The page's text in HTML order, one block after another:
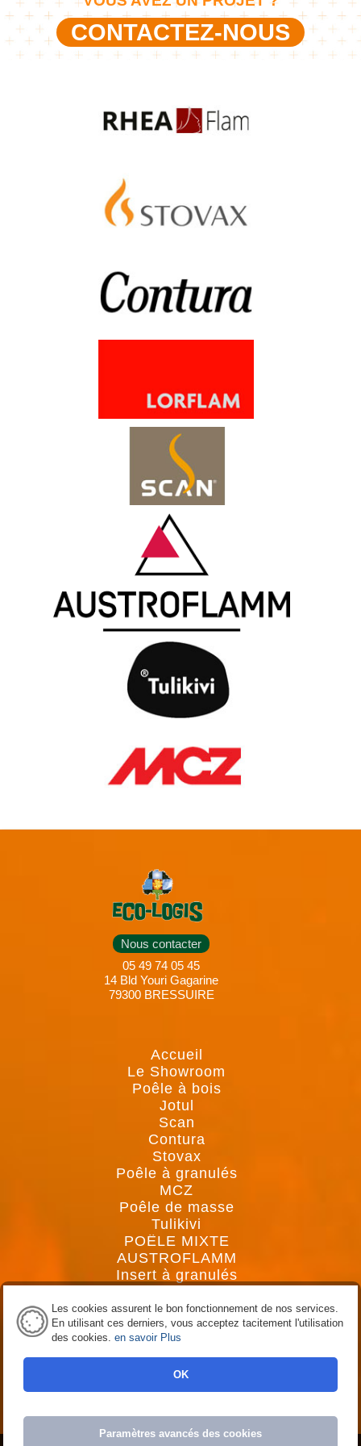
Les cookies assurent le bon fonctionnement de nos services.
En utilisant ces derniers, vous acceptez tacitement l'utilisation
des cookies. en savoir Plus
OK
Paramètres avancés des cookies
CONTACTEZ-NOUS
Nous contacter
05 49 74 05 45
14 Bld Youri Gagarine
79300 BRESSUIRE
Accueil
Le Showroom
Poêle à bois
Jotul
Scan
Contura
Stovax
Poêle à granulés
MCZ
Poêle de masse
Tulikivi
POÊLE MIXTE
AUSTROFLAMM
Insert à granulés
MCZ
Insert à bois
Jotul
Contura
Scan
Lorflam
Stovax